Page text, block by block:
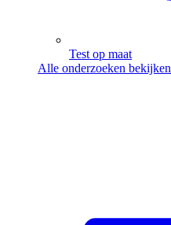
Test op maat
Alle onderzoeken bekijken